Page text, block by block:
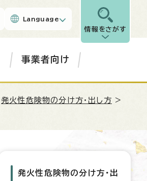
Language
情報をさがす
事業者向け
発火性危険物の分け方・出し方 >
発火性危険物の分け方・出